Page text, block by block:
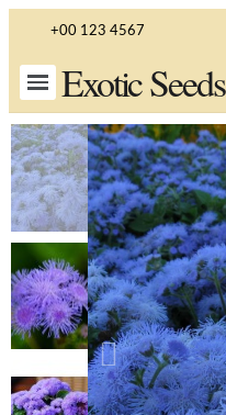
+00 123 4567
Exotic Seeds